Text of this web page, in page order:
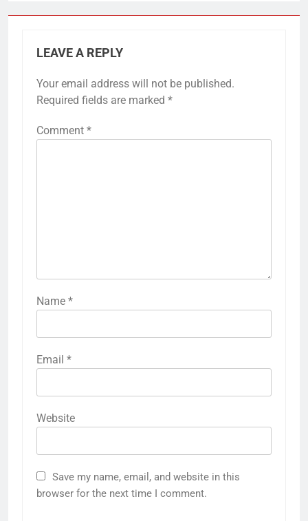
LEAVE A REPLY
Your email address will not be published.
Required fields are marked *
Comment *
Name *
Email *
Website
Save my name, email, and website in this
browser for the next time I comment.
राम की नगरी अयोध्या में आने वाले भक्तों
का स्वागत करेगा लक्ष्मण द्वार